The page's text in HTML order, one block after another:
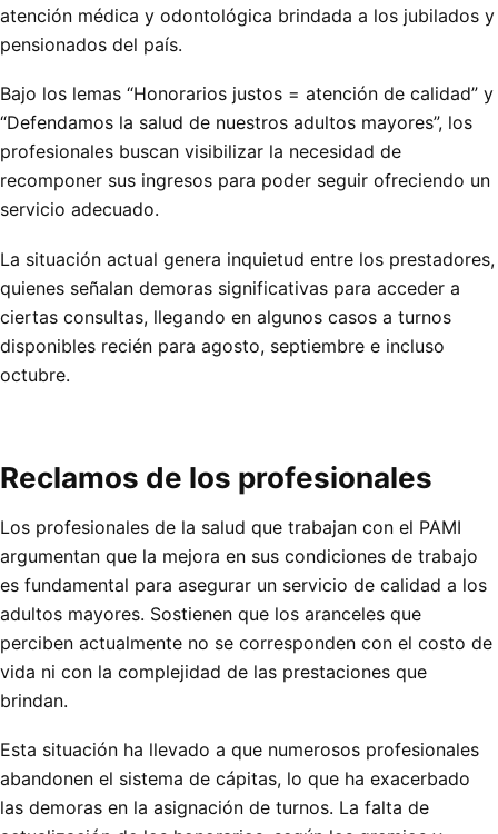
atención médica y odontológica brindada a los jubilados y
pensionados del país.
Bajo los lemas “Honorarios justos = atención de calidad” y
“Defendamos la salud de nuestros adultos mayores”, los
profesionales buscan visibilizar la necesidad de
recomponer sus ingresos para poder seguir ofreciendo un
servicio adecuado.
La situación actual genera inquietud entre los prestadores,
quienes señalan demoras significativas para acceder a
ciertas consultas, llegando en algunos casos a turnos
disponibles recién para agosto, septiembre e incluso
octubre.
Reclamos de los profesionales
Los profesionales de la salud que trabajan con el PAMI
argumentan que la mejora en sus condiciones de trabajo
es fundamental para asegurar un servicio de calidad a los
adultos mayores. Sostienen que los aranceles que
perciben actualmente no se corresponden con el costo de
vida ni con la complejidad de las prestaciones que
brindan.
Esta situación ha llevado a que numerosos profesionales
abandonen el sistema de cápitas, lo que ha exacerbado
las demoras en la asignación de turnos. La falta de